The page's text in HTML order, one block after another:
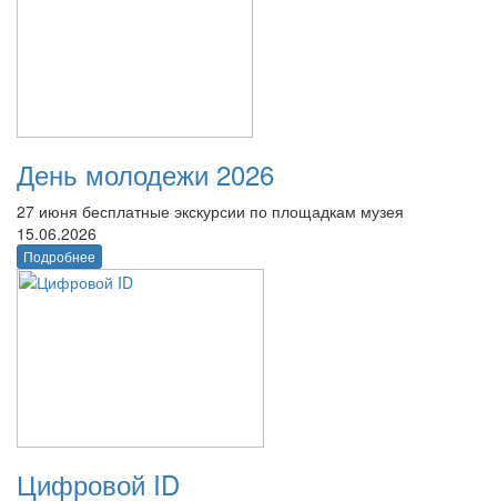
День молодежи 2026
27 июня бесплатные экскурсии по площадкам музея
15.06.2026
Подробнее
Цифровой ID